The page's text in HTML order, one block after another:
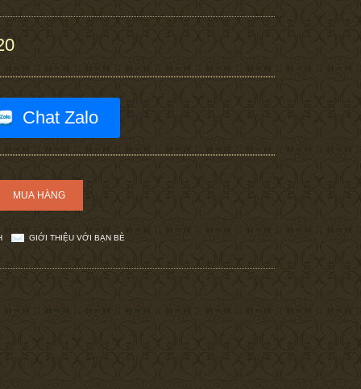
Chat Zalo
GIỚI THIỆU VỚI BẠN BÈ